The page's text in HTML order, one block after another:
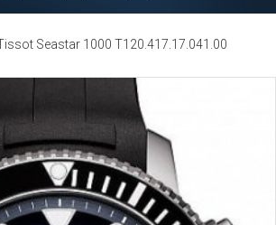
Seastar 1000 T120.417.17.041.00